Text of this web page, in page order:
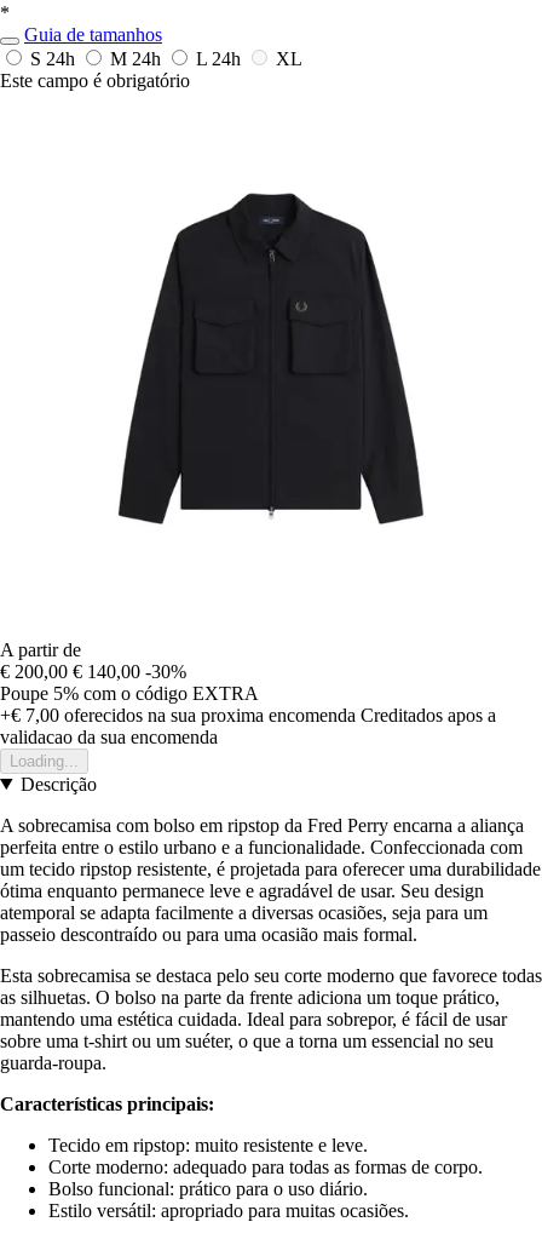
*
Guia de tamanhos
S 24h M 24h L 24h
XL
Este campo é obrigatório
A partir de
€ 200,00 € 140,00 -30%
Poupe 5% com o código EXTRA
+€ 7,00 oferecidos na sua proxima encomenda Creditados apos a
validacao da sua encomenda
Loading...
Descrição
A sobrecamisa com bolso em ripstop da Fred Perry encarna a aliança
perfeita entre o estilo urbano e a funcionalidade. Confeccionada com
um tecido ripstop resistente, é projetada para oferecer uma durabilidade
ótima enquanto permanece leve e agradável de usar. Seu design
atemporal se adapta facilmente a diversas ocasiões, seja para um
passeio descontraído ou para uma ocasião mais formal.
Esta sobrecamisa se destaca pelo seu corte moderno que favorece todas
as silhuetas. O bolso na parte da frente adiciona um toque prático,
mantendo uma estética cuidada. Ideal para sobrepor, é fácil de usar
sobre uma t-shirt ou um suéter, o que a torna um essencial no seu
guarda-roupa.
Características principais:
Tecido em ripstop: muito resistente e leve.
Corte moderno: adequado para todas as formas de corpo.
Bolso funcional: prático para o uso diário.
Estilo versátil: apropriado para muitas ocasiões.